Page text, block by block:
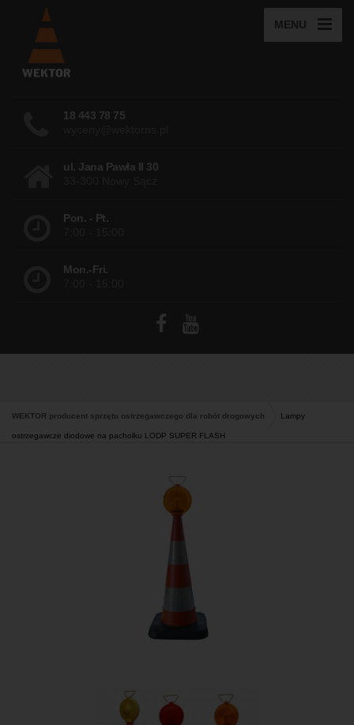
MENU
18 443 78 75
ul. Jana Pawła II 30
Pon. - Pt.
Mon.-Fri.
WEKTOR producent sprzętu ostrzegawczego dla robót drogowych Lampy
ostrzegawcze diodowe na pachołku LODP SUPER FLASH